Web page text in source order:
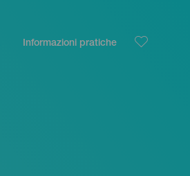
Informazioni pratiche